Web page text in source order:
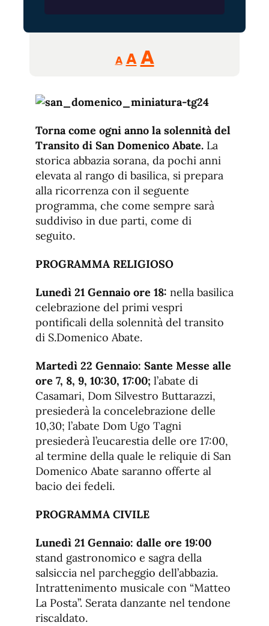
A
Reducir
tamaño
A Restablecer
de
AAumentar
de
fuente.
Torna come ogni anno la solennità del
Transito di San Domenico Abate. La
storica abbazia sorana, da pochi anni
elevata al rango di basilica, si prepara
alla ricorrenza con il seguente
programma, che come sempre sarà
suddiviso in due parti, come di
seguito.
PROGRAMMA RELIGIOSO
Lunedì 21 Gennaio ore 18: nella basilica
celebrazione del primi vespri
pontificali della solennità del transito
di S.Domenico Abate.
Martedì 22 Gennaio: Sante Messe alle
ore 7, 8, 9, 10:30, 17:00; l’abate di
Casamari, Dom Silvestro Buttarazzi,
presiederà la concelebrazione delle
10,30; l’abate Dom Ugo Tagni
presiederà l’eucarestia delle ore 17:00,
al termine della quale le reliquie di San
Domenico Abate saranno offerte al
bacio dei fedeli.
PROGRAMMA CIVILE
Lunedì 21 Gennaio: dalle ore 19:00
stand gastronomico e sagra della
salsiccia nel parcheggio dell’abbazia.
Intrattenimento musicale con “Matteo
La Posta”. Serata danzante nel tendone
riscaldato.